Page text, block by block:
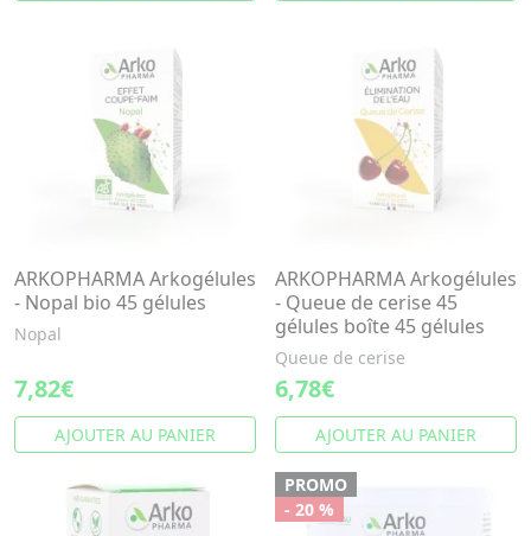
ARKOPHARMA Arkogélules
- Nopal bio 45 gélules
Nopal
7,82€
AJOUTER AU PANIER
ARKOPHARMA Arkogélules
- Queue de cerise 45
gélules boîte 45 gélules
Queue de cerise
6,78€
AJOUTER AU PANIER
PROMO
- 20 %